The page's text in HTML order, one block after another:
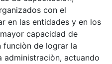
con el
en las entidades y en los
capacidad de
funciòn de lograr la
actuando